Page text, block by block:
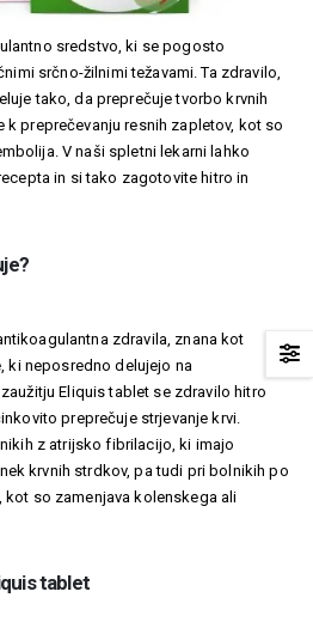
sredstvo, ki se pogosto
srčno-žilnimi težavami. Ta zdravilo,
tako, da preprečuje tvorbo krvnih
preprečevanju resnih zapletov, kot so
V naši spletni lekarni lahko
in si tako zagotovite hitro in
zdravila, znana kot
ki neposredno delujejo na
Eliquis tablet se zdravilo hitro
preprečuje strjevanje krvi.
z atrijsko fibrilacijo, ki imajo
krvnih strdkov, pa tudi pri bolnikih po
so zamenjava kolenskega ali
tablet